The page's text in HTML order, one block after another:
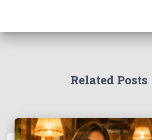
Related Posts